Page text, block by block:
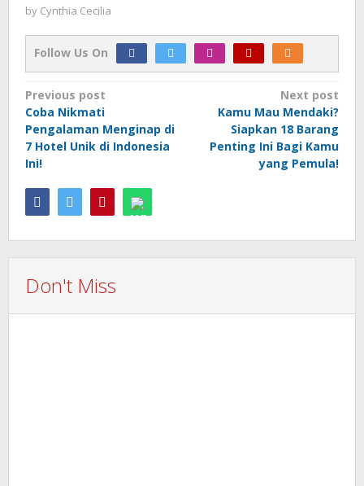
by Cynthia Cecilia
Follow Us On
Post
navigation
Previous post
Coba Nikmati
Pengalaman Menginap di
7 Hotel Unik di Indonesia
Ini!
Next post
Kamu Mau Mendaki?
Siapkan 18 Barang
Penting Ini Bagi Kamu
yang Pemula!
Don't Miss